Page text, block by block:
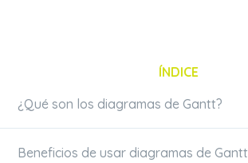
ÍNDICE
¿Qué son los diagramas de Gantt?
Beneficios de usar diagramas de Gantt